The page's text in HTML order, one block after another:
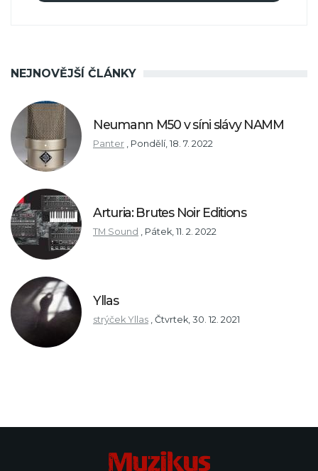
NEJNOVĚJŠÍ ČLÁNKY
Neumann M50 v síni slávy NAMM
Panter , Pondělí, 18. 7. 2022
Arturia: Brutes Noir Editions
TM Sound , Pátek, 11. 2. 2022
Yllas
strýček Yllas , Čtvrtek, 30. 12. 2021